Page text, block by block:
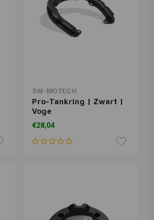
SW-MOTECH
Pro-Tankring | Zwart |
Voge
€28,04